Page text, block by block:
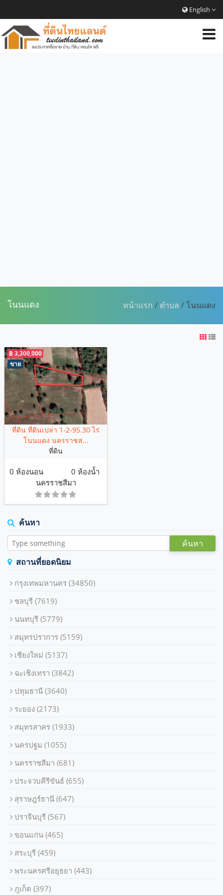
English
โนนแดง หน้าแรก / ตำบล / โนนแดง
ขาย
฿ 3,300,000
ที่ดิน ที่ดินเปล่า 1-2-95.30 ไร่
โนนแดง นครราชส...
ที่ดิน
0 ห้องนอน
0 ห้องน้ำ
นครราชสีมา
ค้นหา
ค้นหา
สถานที่ยอดนิยม
กรุงเทพมหานคร
(34850)
ชลบุรี
(7619)
นนทบุรี
(5779)
สมุทรปราการ
(5159)
เชียงใหม่
(5137)
ฉะเชิงเทรา
(3842)
ปทุมธานี
(3640)
ระยอง
(2173)
สมุทรสาคร
(1933)
นครปฐม
(1055)
นครราชสีมา
(681)
ประจวบคีรีขันธ์
(655)
สุราษฎร์ธานี
(647)
ปราจีนบุรี
(567)
ขอนแก่น
(465)
สระบุรี
(459)
พระนครศรีอยุธยา
(443)
ภูเก็ต
(397)